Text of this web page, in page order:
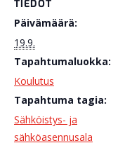
TIEDOT
Päivämäärä:
19.9.
Tapahtumaluokka:
Koulutus
Tapahtuma tagia:
Sähköistys- ja
sähköasennusala